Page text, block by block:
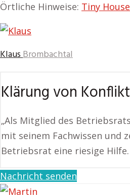
Örtliche Hinweise: Tiny
KlausBrombachtal
Klärung von
„Als Mitglied des
mit seinem Fachwissen und
Betriebsrat eine riesige
Nachricht senden